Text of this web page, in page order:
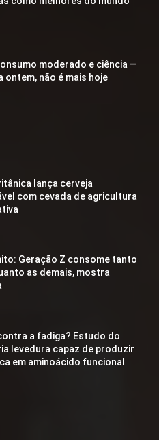
moderado e ciência —
ontem, não é mais hoje
lança cerveja
com cevada de agricultura
Geração Z consome tanto
as demais, mostra
a fadiga? Estudo do
levedura capaz de produzir
em aminoácido funcional